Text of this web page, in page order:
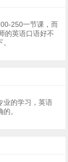
250一节课，而
的英语口语好不
业的学习，英语
。